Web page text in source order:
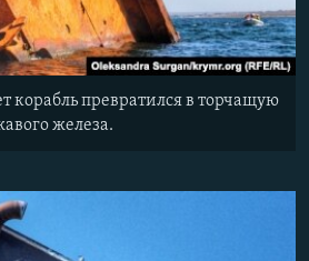
корабль превратился в торчащую
железа.